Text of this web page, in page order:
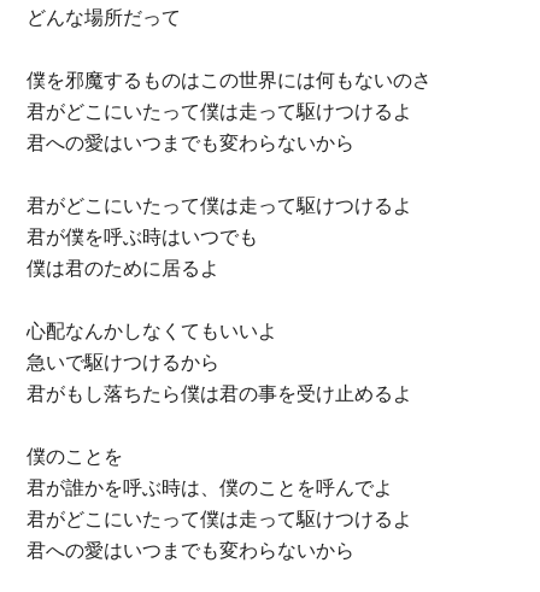
どんな場所だって
僕を邪魔するものはこの世界には何もないのさ
君がどこにいたって僕は走って駆けつけるよ
君への愛はいつまでも変わらないから
君がどこにいたって僕は走って駆けつけるよ
君が僕を呼ぶ時はいつでも
僕は君のために居るよ
心配なんかしなくてもいいよ
急いで駆けつけるから
君がもし落ちたら僕は君の事を受け止めるよ
僕のことを
君が誰かを呼ぶ時は、僕のことを呼んでよ
君がどこにいたって僕は走って駆けつけるよ
君への愛はいつまでも変わらないから